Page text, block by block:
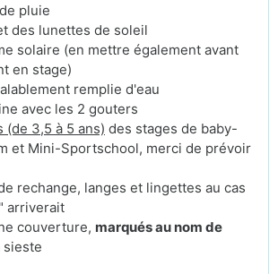
pluie
des lunettes de soleil
solaire (en mettre également avant
en stage)
remplie d'eau
avec les 2 gouters
(de 3,5 à 5 ans) des stages de baby-
et Mini-Sportschool, merci de prévoir
rechange, langes et lingettes au cas
arriverait
couverture, marqués au nom de
sieste